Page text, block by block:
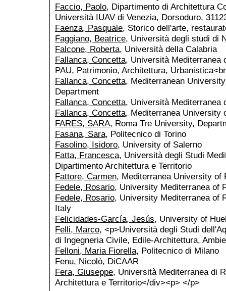
Faccio, Paolo, Dipartimento di Architettura
Università IUAV di Venezia, Dorsoduro,
Faenza, Pasquale, Storico dell'arte,
Faggiano, Beatrice, Università degli studi di
Falcone, Roberta, Università della Calabria
Fallanca, Concetta, Università Mediterranea
PAU, Patrimonio, Architettura,
Fallanca, Concetta, Mediterranean
Department
Fallanca, Concetta, Università Mediterranea
Fallanca, Concetta, Mediterranea University
FARES, SARA, Roma Tre University,
Fasana, Sara, Politecnico di Torino
Fasolino, Isidoro, University of Salerno
Fatta, Francesca, Università degli Studi
Dipartimento Architettura e Territorio
Fattore, Carmen, Mediterranea University of
Fedele, Rosario, University Mediterranea of
Fedele, Rosario, University Mediterranea of
Italy
Felicidades-García, Jesús, University of
Felli, Marco, <p>Università degli Studi
di Ingegneria Civile, Edile-Architettura,
Felloni, Maria Fiorella, Politecnico di Milano
Fenu, Nicolò, DiCAAR
Fera, Giuseppe, Università Mediterranea di
Architettura e Territorio</div><p> </p>